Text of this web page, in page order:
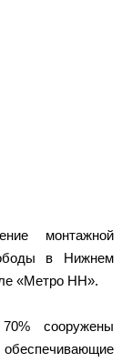
монтажной
в Нижнем
«Метро НН».
сооружены